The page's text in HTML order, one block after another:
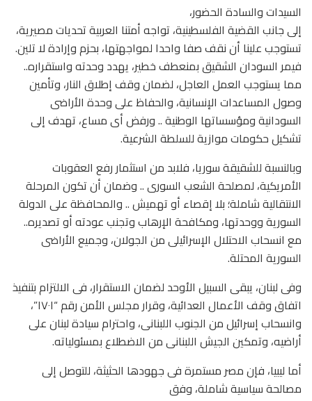
السيدات والسادة الحضور،
إلى جانب القضية الفلسطينية، تواجه أمتنا العربية تحديات مصيرية،
تستوجب علينا أن نقف صفا واحدا لمواجهتها، بحزم وإرادة لا تلين.
فيمر السودان الشقيق بمنعطف خطير، يهدد وحدته واستقراره..
مما يستوجب العمل العاجل، لضمان وقف إطلاق النار، وتأمين
وصول المساعدات الإنسانية، والحفاظ على وحدة الأراضى
السودانية ومؤسساتها الوطنية .. ورفض أى مساع، تهدف إلى
تشكيل حكومات موازية للسلطة الشرعية.
وبالنسبة للشقيقة سوريا، فلابد من استثمار رفع العقوبات
الأمريكية، لمصلحة الشعب السورى .. وضمان أن تكون المرحلة
الانتقالية شاملة؛ بلا إقصاء أو تهميش .. والمحافظة على الدولة
السورية ووحدتها، ومكافحة الإرهاب وتجنب عودته أو تصديره..
مع انسحاب الاحتلال الإسرائيلى من الجولان، وجميع الأراضى
السورية المحتلة.
وفى لبنان، يبقى السبيل الأوحد لضمان الاستقرار، فى الالتزام بتنفيذ
اتفاق وقف الأعمال العدائية، وقرار مجلس الأمن رقم “١٧٠١”،
وانسحاب إسرائيل من الجنوب اللبنانى، واحترام سيادة لبنان على
أراضيه، وتمكين الجيش اللبنانى من الاضطلاع بمسئولياته.
أما ليبيا، فإن مصر مستمرة فى جهودها الحثيثة، للتوصل إلى
مصالحة سياسية شاملة، وفق